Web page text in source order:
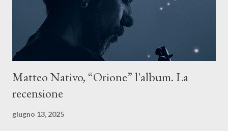
artistico con una composizi...
Matteo Nativo, “Orione” l'album. La
recensione
giugno 13, 2025